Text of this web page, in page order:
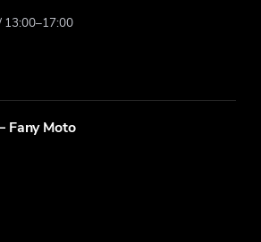
13:00–17:00
Fany Moto